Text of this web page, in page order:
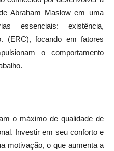
Abraham Maslow em uma
essenciais: existência,
(ERC), focando em fatores
o comportamento
o máximo de qualidade de
Investir em seu conforto e
motivação, o que aumenta a